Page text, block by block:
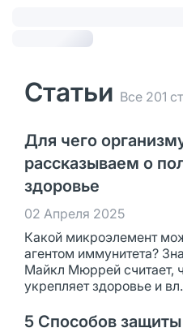
Статьи Все 201
Для чего
рассказываем о
здоровье
02 Апреля 2025
Какой микроэлемент
агентом иммунитета?
Майкл Мюррей считает,
укрепляет здоровье и
5 Способов